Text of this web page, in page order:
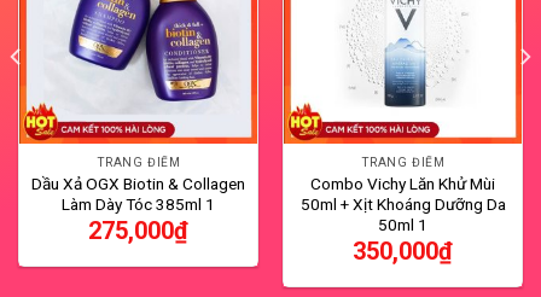
TRANG ĐIỂM
Dầu Xả OGX Biotin & Collagen
Làm Dày Tóc 385ml 1
275,000₫
TRANG ĐIỂM
Combo Vichy Lăn Khử Mùi
50ml + Xịt Khoáng Dưỡng Da
50ml 1
350,000₫